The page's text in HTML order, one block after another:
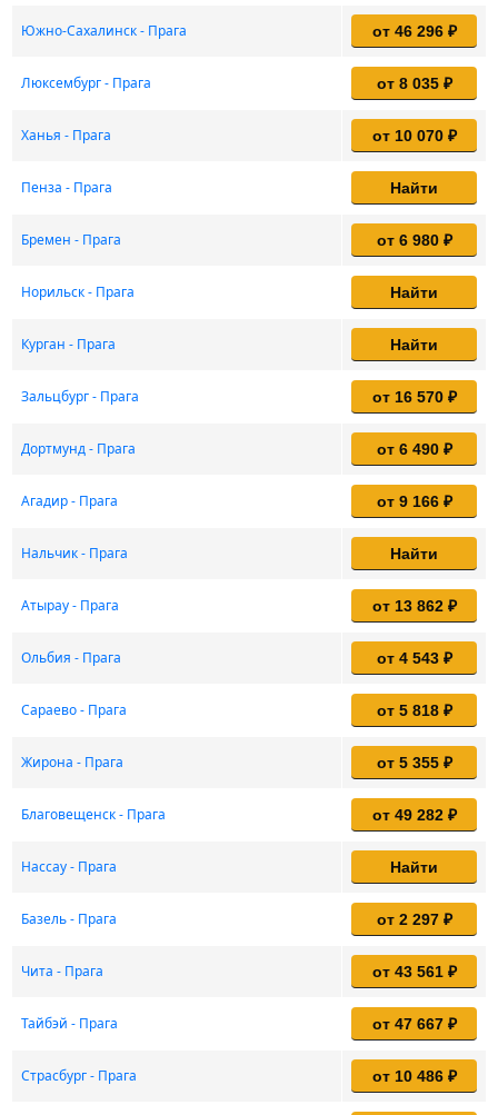
Южно-Сахалинск - Прага от 46 296 ₽
Люксембург - Прага от 8 035 ₽
Ханья - Прага от 10 070 ₽
Пенза - Прага Найти
Бремен - Прага от 6 980 ₽
Норильск - Прага Найти
Курган - Прага Найти
Зальцбург - Прага от 16 570 ₽
Дортмунд - Прага от 6 490 ₽
Агадир - Прага от 9 166 ₽
Нальчик - Прага Найти
Атырау - Прага от 13 862 ₽
Ольбия - Прага от 4 543 ₽
Сараево - Прага от 5 818 ₽
Жирона - Прага от 5 355 ₽
Благовещенск - Прага от 49 282 ₽
Нассау - Прага Найти
Базель - Прага от 2 297 ₽
Чита - Прага от 43 561 ₽
Тайбэй - Прага от 47 667 ₽
Страсбург - Прага от 10 486 ₽